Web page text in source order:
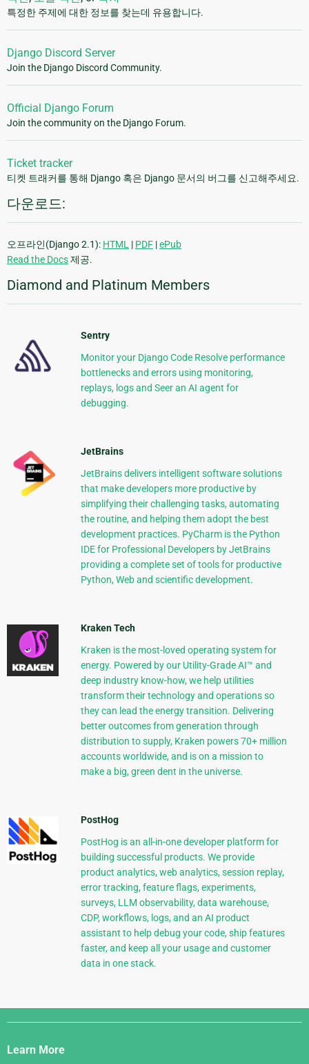
특정한 주제에 대한 정보를 찾는데 유용합니다.
Django Discord Server
Join the Django Discord Community.
Official Django Forum
Join the community on the Django Forum.
Ticket tracker
티켓 트래커를 통해 Django 혹은 Django 문서의 버그를 신고해주세요.
다운로드:
오프라인(Django 2.1): HTML | PDF |ePub
Read the Docs제공.
Diamond and Platinum Members
Sentry
Monitor your Django Code Resolve performance
bottlenecks and errors using monitoring,
replays, logs and Seer an AI agent for
debugging.
JetBrains
JetBrains delivers intelligent software solutions
that make developers more productive by
simplifying their challenging tasks, automating
the routine, and helping them adopt the best
development practices. PyCharm is the Python
IDE for Professional Developers by JetBrains
providing a complete set of tools for productive
Python, Web and scientific development.
Kraken Tech
Kraken is the most-loved operating system for
energy. Powered by our Utility-Grade AI™ and
deep industry know-how, we help utilities
transform their technology and operations so
they can lead the energy transition. Delivering
better outcomes from generation through
distribution to supply, Kraken powers 70+ million
accounts worldwide, and is on a mission to
make a big, green dent in the universe.
PostHog
PostHog is an all-in-one developer platform for
building successful products. We provide
product analytics, web analytics, session replay,
error tracking, feature flags, experiments,
surveys, LLM observability, data warehouse,
CDP, workflows, logs, and an AI product
assistant to help debug your code, ship features
faster, and keep all your usage and customer
data in one stack.
Django
Links
Learn More